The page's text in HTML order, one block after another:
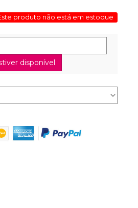
produto não está em estoque
disponível